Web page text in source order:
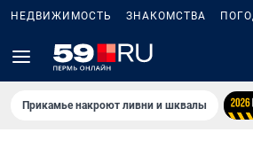
НЕДВИЖИМОСТЬ ЗНАКОМСТВА
Прикамье накроют ливни и шквалы